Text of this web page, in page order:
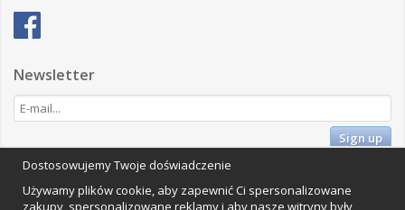
Newsletter
Sign up
Impressum
Vamos Commerce AB
Dostosowujemy Twoje doświadczenie
Używamy plików cookie, aby zapewnić Ci spersonalizowane
zakupy, spersonalizowane reklamy i aby nasze witryny były